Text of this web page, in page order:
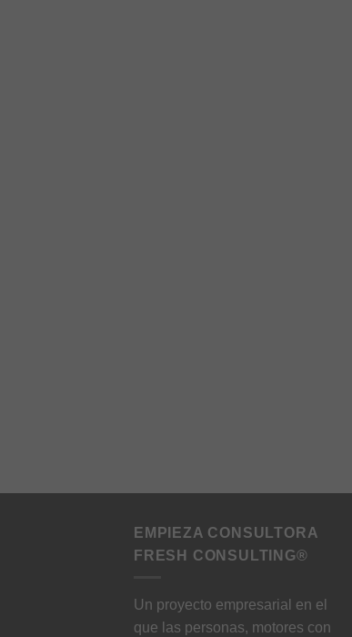
EMPIEZA CONSULTORA
FRESH CONSULTING®
Un proyecto empresarial en el
que las personas, motores con